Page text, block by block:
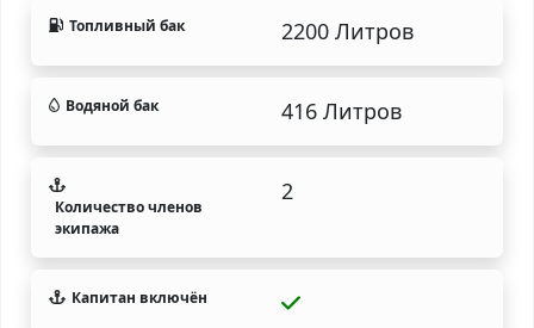
Топливный бак 2200 Литров
Водяной бак 416 Литров
Количество членов
экипажа
2
Капитан включён